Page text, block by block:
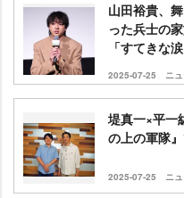
山田裕貴、
った兵士の
「すてきな
2025-07-25 ニ
堤真一×平一
の上の軍隊
2025-07-25 ニ